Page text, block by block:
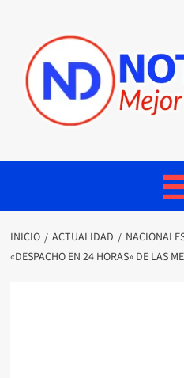
INICIO ACTUALIDAD
«DESPACHO EN 24 HORAS» DE LAS